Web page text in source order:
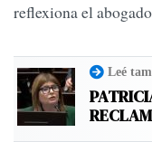
reflexiona el
Leé